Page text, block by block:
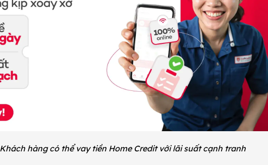
Khách hàng có thể vay tiền Home Credit với lãi suất cạnh tranh